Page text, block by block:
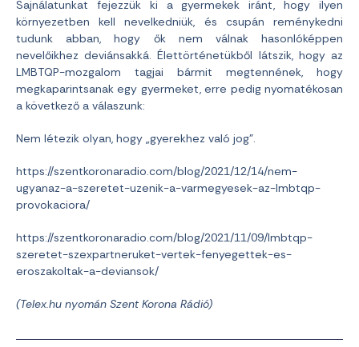
Sajnálatunkat fejezzük ki a gyermekek iránt, hogy ilyen
környezetben kell nevelkedniük, és csupán reménykedni
tudunk abban, hogy ők nem válnak hasonlóképpen
nevelőikhez deviánsakká. Élettörténetükből látszik, hogy az
LMBTQP-mozgalom tagjai bármit megtennének, hogy
megkaparintsanak egy gyermeket, erre pedig nyomatékosan
a következő a válaszunk:
Nem létezik olyan, hogy „gyerekhez való jog”.
https://szentkoronaradio.com/blog/2021/12/14/nem-
ugyanaz-a-szeretet-uzenik-a-varmegyesek-az-lmbtqp-
provokaciora/
https://szentkoronaradio.com/blog/2021/11/09/lmbtqp-
szeretet-szexpartneruket-vertek-fenyegettek-es-
eroszakoltak-a-deviansok/
(Telex.hu nyomán Szent Korona Rádió)